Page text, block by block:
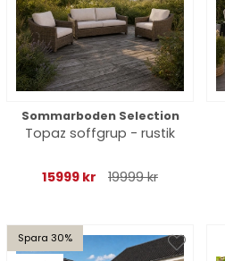
Sommarboden Selection
Topaz soffgrup - rustik
15999 kr 19999 kr
Spara 30%